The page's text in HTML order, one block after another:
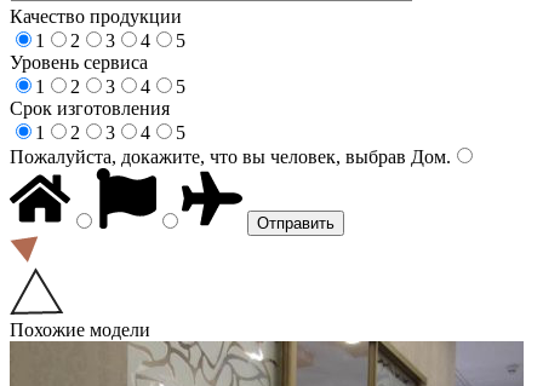
Качество продукции
1
2 3 4
5
Уровень сервиса
1
2 3 4
5
Срок изготовления
1
2 3 4
5
Пожалуйста, докажите, что вы человек, выбрав Дом.
Похожие модели